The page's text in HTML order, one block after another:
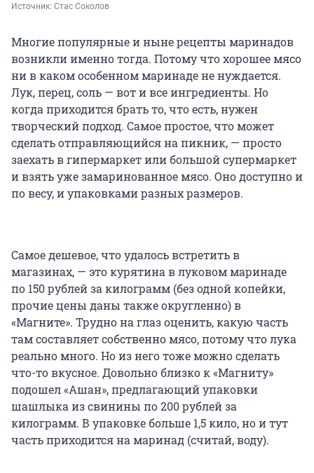
Источник: Стас Соколов
Многие популярные и ныне рецепты маринадов
возникли именно тогда. Потому что хорошее мясо
ни в каком особенном маринаде не нуждается.
Лук, перец, соль — вот и все ингредиенты. Но
когда приходится брать то, что есть, нужен
творческий подход. Самое простое, что может
сделать отправляющийся на пикник, — просто
заехать в гипермаркет или большой супермаркет
и взять уже замаринованное мясо. Оно доступно и
по весу, и упаковками разных размеров.
Самое дешевое, что удалось встретить в
магазинах, — это курятина в луковом маринаде
по 150 рублей за килограмм (без одной копейки,
прочие цены даны также округленно) в
«Магните». Трудно на глаз оценить, какую часть
там составляет собственно мясо, потому что лука
реально много. Но из него тоже можно сделать
что-то вкусное. Довольно близко к «Магниту»
подошел «Ашан», предлагающий упаковки
шашлыка из свинины по 200 рублей за
килограмм. В упаковке больше 1,5 кило, но и тут
часть приходится на маринад (считай, воду).